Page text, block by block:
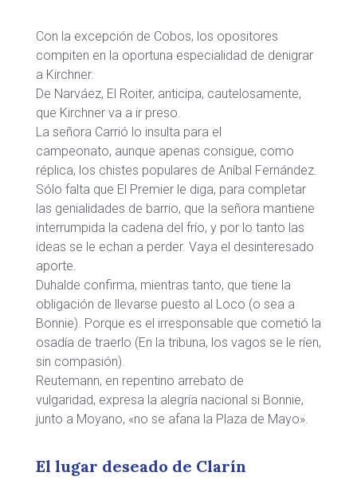
Con la excepción de Cobos, los opositores
compiten en la oportuna especialidad de denigrar
a Kirchner.
De Narváez, El Roiter, anticipa, cautelosamente,
que Kirchner va a ir preso.
La señora Carrió lo insulta para el
campeonato, aunque apenas consigue, como
réplica, los chistes populares de Aníbal Fernández.
Sólo falta que El Premier le diga, para completar
las genialidades de barrio, que la señora mantiene
interrumpida la cadena del frío, y por lo tanto las
ideas se le echan a perder. Vaya el desinteresado
aporte.
Duhalde confirma, mientras tanto, que tiene la
obligación de llevarse puesto al Loco (o sea a
Bonnie). Porque es el irresponsable que cometió la
osadía de traerlo (En la tribuna, los vagos se le ríen,
sin compasión).
Reutemann, en repentino arrebato de
vulgaridad, expresa la alegría nacional si Bonnie,
junto a Moyano, «no se afana la Plaza de Mayo».
El lugar deseado de Clarín